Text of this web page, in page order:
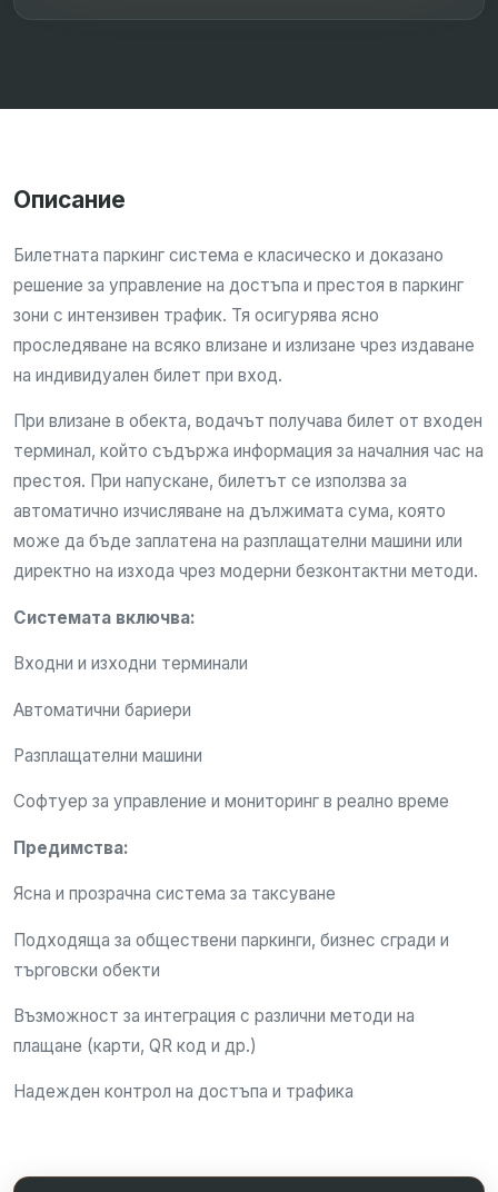
Описание
Билетната паркинг система е класическо и доказано
решение за управление на достъпа и престоя в паркинг
зони с интензивен трафик. Тя осигурява ясно
проследяване на всяко влизане и излизане чрез издаване
на индивидуален билет при вход.
При влизане в обекта, водачът получава билет от входен
терминал, който съдържа информация за началния час на
престоя. При напускане, билетът се използва за
автоматично изчисляване на дължимата сума, която
може да бъде заплатена на разплащателни машини или
директно на изхода чрез модерни безконтактни методи.
Системата включва:
Входни и изходни терминали
Автоматични бариери
Разплащателни машини
Софтуер за управление и мониторинг в реално време
Предимства:
Ясна и прозрачна система за таксуване
Подходяща за обществени паркинги, бизнес сгради и
търговски обекти
Възможност за интеграция с различни методи на
плащане (карти, QR код и др.)
Надежден контрол на достъпа и трафика